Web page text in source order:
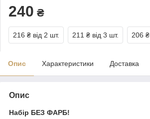
240 ₴
216 ₴ від 2 шт. 211 ₴ від 3 шт. 206 ₴
Опис Характеристики Доставка
Опис
Набір БЕЗ ФАРБ!